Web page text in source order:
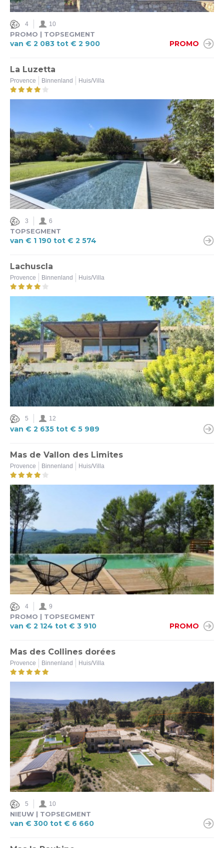
4 10
PROMO | TOPSEGMENT
van € 2 083 tot € 2 900 PROMO
La Luzetta
Provence Binnenland Huis/Villa
3 6
TOPSEGMENT
van € 1 190 tot € 2 574
Lachuscla
Provence Binnenland Huis/Villa
5 12
van € 2 635 tot € 5 989
Mas de Vallon des Limites
Provence Binnenland Huis/Villa
4 9
PROMO | TOPSEGMENT
van € 2 124 tot € 3 910 PROMO
Mas des Collines dorées
Provence Binnenland Huis/Villa
5 10
NIEUW | TOPSEGMENT
van € 300 tot € 6 660